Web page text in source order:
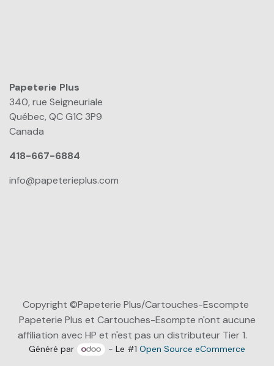
Papeterie Plus​
340, rue Seigneuriale
Québec, QC G1C 3P9
Canada
418-667-6884
info@papeterieplus.com
Copyright ©Papeterie Plus/Cartouches-Escompte
Papeterie Plus et Cartouches-Esompte n'ont aucune
affiliation avec HP et n'est pas un distributeur Tier 1.
Généré par - Le #1Open Source eCommerce